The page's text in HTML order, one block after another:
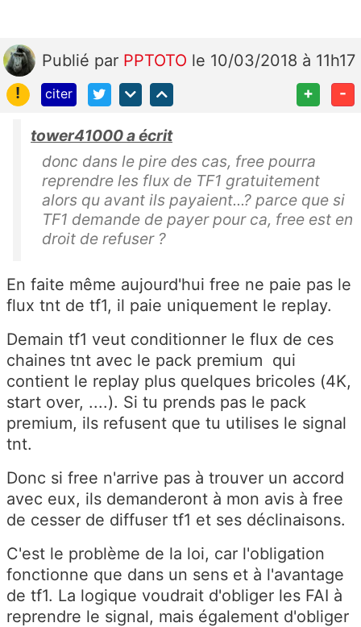
Publié par PPTOTO le 10/03/2018 à 11h17
!
citer + -
tower41000 a écrit
donc dans le pire des cas, free pourra
reprendre les flux de TF1 gratuitement
alors qu avant ils payaient...? parce que si
TF1 demande de payer pour ca, free est en
droit de refuser ?
En faite même aujourd'hui free ne paie pas le
flux tnt de tf1, il paie uniquement le replay.
Demain tf1 veut conditionner le flux de ces
chaines tnt avec le pack premium qui
contient le replay plus quelques bricoles (4K,
start over, ....). Si tu prends pas le pack
premium, ils refusent que tu utilises le signal
tnt.
Donc si free n'arrive pas à trouver un accord
avec eux, ils demanderont à mon avis à free
de cesser de diffuser tf1 et ses déclinaisons.
C'est le problème de la loi, car l'obligation
fonctionne que dans un sens et à l'avantage
de tf1. La logique voudrait d'obliger les FAI à
reprendre le signal, mais également d'obliger